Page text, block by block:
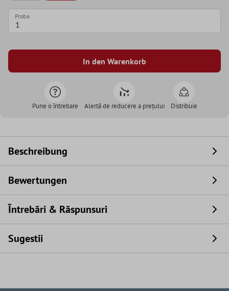
Proba
In den Warenkorb
Pune o întrebare Alertă de reducere a prețului Distribuie
Beschreibung
Bewertungen
Întrebări & Răspunsuri
Sugestii